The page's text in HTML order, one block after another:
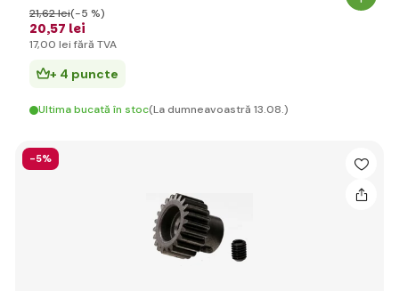
20,57 lei
21,62 lei(-5 %)
17,00 lei fără TVA
+ 4 puncte
Ultima bucată în stoc(La dumneavoastră 13.08.)
-5%